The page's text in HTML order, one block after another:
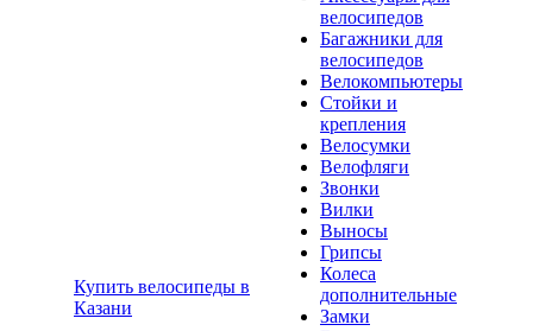
Купить велосипеды в
Казани
велосипедов
Багажники для
велосипедов
Велокомпьютеры
Стойки и
крепления
Велосумки
Велофляги
Звонки
Вилки
Выносы
Грипсы
Колеса
дополнительные
Замки